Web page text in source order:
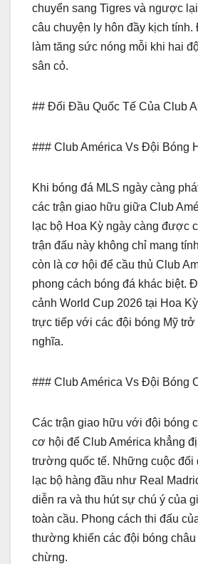
chuyển sang Tigres và ngược
câu chuyện ly hôn đầy kịch tính.
làm tăng sức nóng mỗi khi hai
sân cỏ.
## Đối Đầu Quốc Tế Của Club
### Club América Vs Đội Bóng
Khi bóng đá MLS ngày càng
các trận giao hữu giữa Club
lạc bộ Hoa Kỳ ngày càng được
trận đấu này không chỉ mang
còn là cơ hội để cầu thủ Club
phong cách bóng đá khác biệt.
cảnh World Cup 2026 tại Hoa
trực tiếp với các đội bóng Mỹ
nghĩa.
### Club América Vs Đội Bóng
Các trận giao hữu với đội bóng
cơ hội để Club América khẳng
trường quốc tế. Những cuộc đối
lạc bộ hàng đầu như Real
diễn ra và thu hút sự chú ý của
toàn cầu. Phong cách thi đấu
thường khiến các đội bóng
chừng.